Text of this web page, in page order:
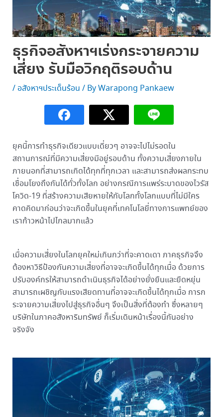
ธุรกิจอสังหาฯเร่งกระจายความ
เสี่ยง รับมือวิกฤติรอบด้าน
/ อสังหาฯประเด็นร้อน / ByWarapong Pankaew
ยุคนี้การทำธุรกิจเดียวแบบเดี่ยวๆ อาจจะไปไม่รอดใน
สถานการณ์ที่มีความเสี่ยงมีอยู่รอบด้าน ทั้งความเสี่ยงภายใน
ภายนอกที่สามารถเกิดได้ทุกที่ทุกเวลา และสามารถส่งผลกระทบ
เชื่อมโยงถึงกันได้ทั่วทั้งโลก อย่างกรณีการแพร่ระบาดของไวรัส
โควิด-19 ที่สร้างความเสียหายให้กับโลกทั้งโลกแบบที่ไม่มีใคร
คาดคิดมาก่อนว่าจะเกิดขึ้นในยุคที่เทคโนโลยี่ทางการแพทย์ของ
เราก้าวหน้าไปไกลมากแล้ว
เมื่อความเสี่ยงในโลกยุคใหม่เกินกว่าที่จะคาดเดา ภาคธุรกิจจึง
ต้องหาวิธีป้องกันความเสี่ยงที่อาจจะเกิดขึ้นได้ทุกเมื่อ ด้วยการ
ปรับองค์กรให้สามารถดำเนินธุรกิจได้อย่างยั่งยืนและยืดหยุ่น
สามารถเผชิญกับแรงเสียดทานที่อาจจะเกิดขึ้นได้ทุกเมื่อ การก
ระจายความเสี่ยงไปสู่ธุรกิจอื่นๆ จึงเป็นสิ่งที่ต้องทำ ซึ่งหลายๆ
บริษัทในภาคอสังหาริมทรัพย์ ก็เริ่มเดินหน้าเรื่องนี้กันอย่าง
จริงจัง